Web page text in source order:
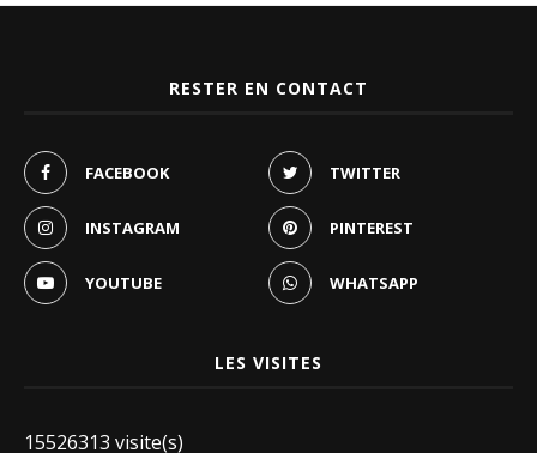
RESTER EN CONTACT
FACEBOOK TWITTER
INSTAGRAM PINTEREST
YOUTUBE WHATSAPP
LES VISITES
15526313 visite(s)